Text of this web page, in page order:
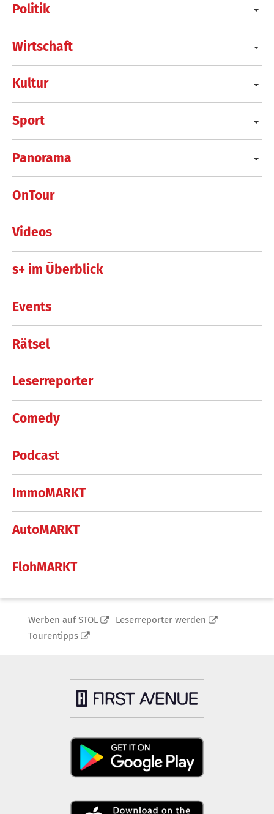
Politik
Wirtschaft
Kultur
Sport
Panorama
OnTour
Videos
s+ im Überblick
Events
Rätsel
Leserreporter
Comedy
Podcast
ImmoMARKT
AutoMARKT
FlohMARKT
Werben auf STOL
Leserreporter werden
Tourentipps